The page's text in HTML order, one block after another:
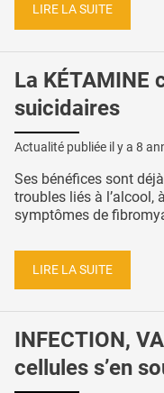
LIRE LA SUITE
La KÉTAMINE
suicidaires
Actualité publiée il y a 8
Ses bénéfices sont
troubles liés à l’alcool,
symptômes de
LIRE LA SUITE
INFECTION,
cellules s’en